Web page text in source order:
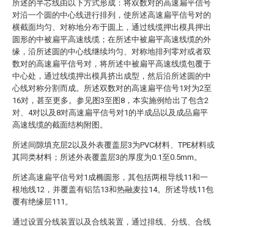
所述的半芯线由以下方式形成：将双数对的高速扁平信号
对沿一个圆的中心线进行排列，使所述高速扁平信号对的
横截面均匀、对称地分布于圆上，通过线缆押出模具押出
圆形的中被扁平高速线缆；在所述中被扁平高速线缆的外
缘，沿所述圆的中心线继续均匀、对称地排列零对或者双
数对的高速扁平信号对，将所述中被扁平高速线缆包覆于
中心处，通过线缆押出模具挤出成型，然后沿所述圆的中
心线对称分割而成。所述双数对的高速扁平信号1对为2至
16对，甚至更多。参见图3至图8，本实施例给出了包含2
对、4对以及8对高速扁平信号对1的半成品以及成品扁平
高速线缆的截面结构附图。
所述间隙填充层2以及外表覆盖层3为PVC材料、TPE材料或
其同类材料；所述外表覆盖层3的厚度为0.1至0.5mm。
所述高速扁平信号对1成椭圆形，其包括两根导线11和一
根地线12，并覆盖有铝箔13和热融麦拉14。所述导线11包
覆有绝缘层111。
通过设置分线装置以及合线装置，通过排线、分线、合线